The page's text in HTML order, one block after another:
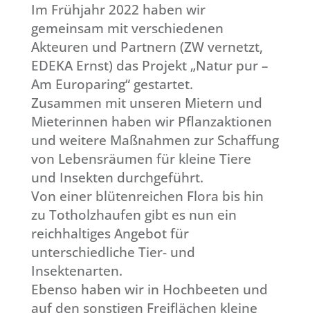
Im Frühjahr 2022 haben wir
gemeinsam mit verschiedenen
Akteuren und Partnern (ZW vernetzt,
EDEKA Ernst) das Projekt „Natur pur –
Am Europaring“ gestartet.
Zusammen mit unseren Mietern und
Mieterinnen haben wir Pflanzaktionen
und weitere Maßnahmen zur Schaffung
von Lebensräumen für kleine Tiere
und Insekten durchgeführt.
Von einer blütenreichen Flora bis hin
zu Totholzhaufen gibt es nun ein
reichhaltiges Angebot für
unterschiedliche Tier- und
Insektenarten.
Ebenso haben wir in Hochbeeten und
auf den sonstigen Freiflächen kleine